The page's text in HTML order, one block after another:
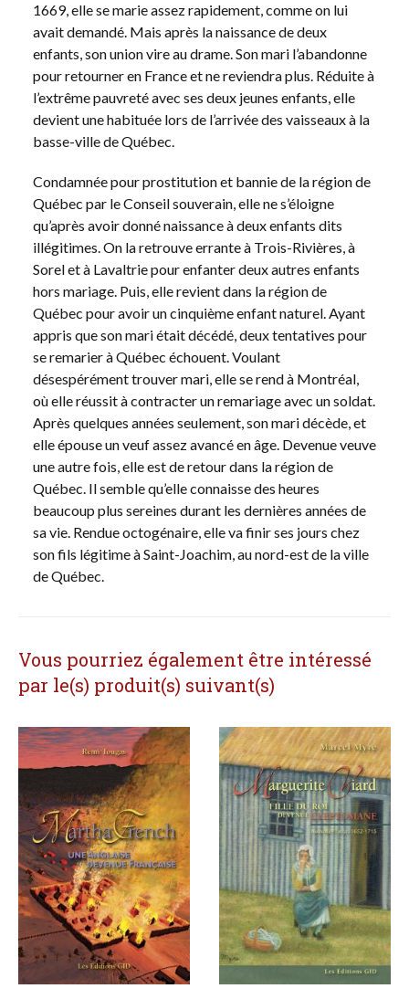
1669, elle se marie assez rapidement, comme on lui
avait demandé. Mais après la naissance de deux
enfants, son union vire au drame. Son mari l’abandonne
pour retourner en France et ne reviendra plus. Réduite à
l’extrême pauvreté avec ses deux jeunes enfants, elle
devient une habituée lors de l’arrivée des vaisseaux à la
basse-ville de Québec.
Condamnée pour prostitution et bannie de la région de
Québec par le Conseil souverain, elle ne s’éloigne
qu’après avoir donné naissance à deux enfants dits
illégitimes. On la retrouve errante à Trois-Rivières, à
Sorel et à Lavaltrie pour enfanter deux autres enfants
hors mariage. Puis, elle revient dans la région de
Québec pour avoir un cinquième enfant naturel. Ayant
appris que son mari était décédé, deux tentatives pour
se remarier à Québec échouent. Voulant
désespérément trouver mari, elle se rend à Montréal,
où elle réussit à contracter un remariage avec un soldat.
Après quelques années seulement, son mari décède, et
elle épouse un veuf assez avancé en âge. Devenue veuve
une autre fois, elle est de retour dans la région de
Québec. Il semble qu’elle connaisse des heures
beaucoup plus sereines durant les dernières années de
sa vie. Rendue octogénaire, elle va finir ses jours chez
son fils légitime à Saint-Joachim, au nord-est de la ville
de Québec.
Vous pourriez également être intéressé
par le(s) produit(s) suivant(s)